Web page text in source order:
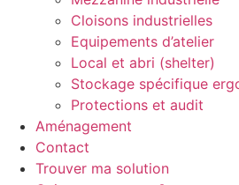
Cloisons industrielles
Equipements d’atelier
Local et abri (shelter)
Stockage spécifique
Protections et audit
Aménagement
Contact
Trouver ma solution